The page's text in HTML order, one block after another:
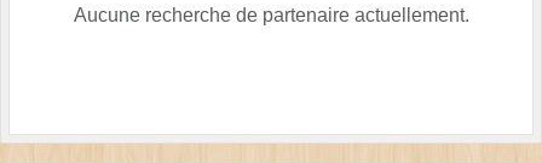
Aucune recherche de partenaire actuellement.